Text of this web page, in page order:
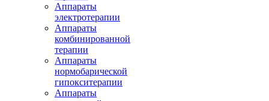
Аппараты
электротерапии
Аппараты
комбинированной
терапии
Аппараты
нормобарической
гипокситерапии
Аппараты